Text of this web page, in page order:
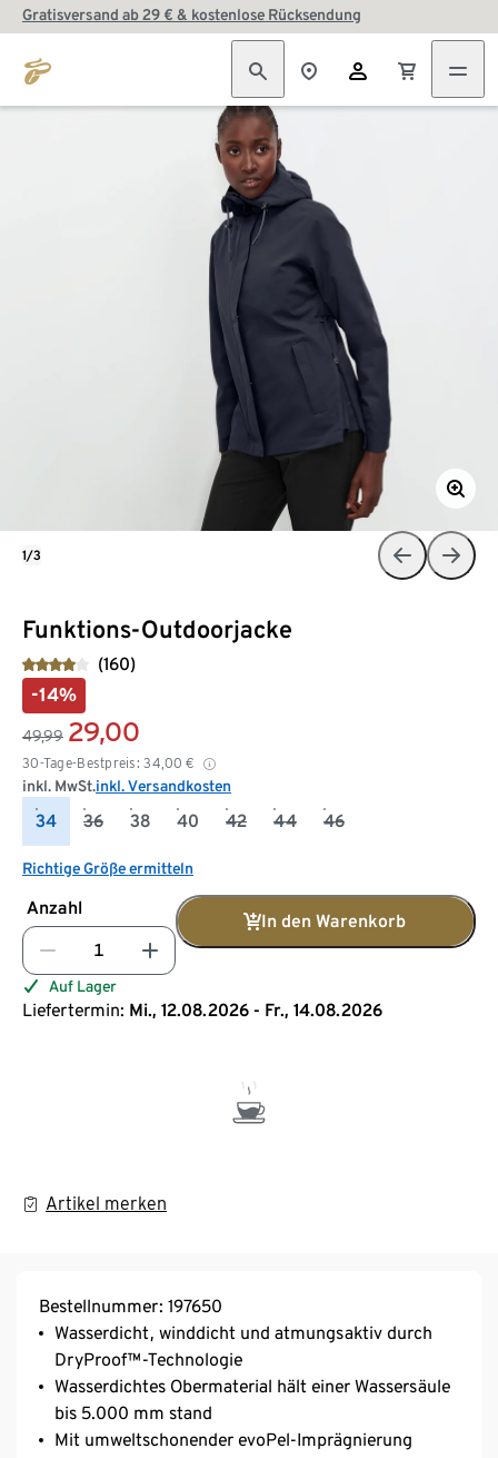
Gratisversand ab 29 € & kostenlose Rücksendung
Funktions-Outdoorjacke
(160)
-14%
49,99 29,00
30-Tage-Bestpreis: 34,00 €
inkl. MwSt.inkl. Versandkosten
34 36 38 40 42 44 46
Richtige Größe ermitteln
Anzahl
In den Warenkorb
Auf Lager
Liefertermin: Mi., 12.08.2026 - Fr., 14.08.2026
Artikel merken
1/3
Bestellnummer: 197650
Wasserdicht, winddicht und atmungsaktiv durch
DryProof™-Technologie
Wasserdichtes Obermaterial hält einer Wassersäule
bis 5.000 mm stand
Mit umweltschonender evoPel-Imprägnierung